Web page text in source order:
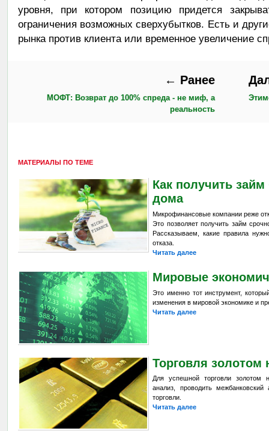
уровня, при котором позицию придется
ограничения возможных сверхубытков. Есть и
рынка против клиента или временное увеличение
← Ранее
МОФТ: Возврат до 100% спреда - не миф, а
реальность
МАТЕРИАЛЫ ПО ТЕМЕ
Как получить
дома
Микрофинансовые компании реже
Это позволяет получить займ
Рассказываем, какие правила
отказа.
Читать далее
Мировые
Это именно тот инструмент,
изменения в мировой экономике и
Читать далее
Торговля золотом
Для успешной торговли золотом
анализ, проводить межбанковский
торговли.
Читать далее